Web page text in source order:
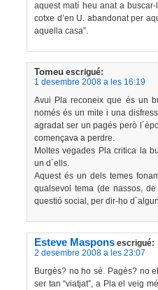
aquest matí heu anat a
cotxe d’en U. abandonat per
aquella casa”.
Tomeu escrigué:
1 desembre 2008 a les 16:19
Avui Pla reconeix que és un
només és un mite i una
agradat ser un pagés però
començava a perdre.
Moltes vegades Pla critica la
un d´ells.
Aquest és un dels temes
qualsevol tema (de nassos,
questió social, per dir-ho
Esteve Maspons escrigué:
2 desembre 2008 a les 23:07
Burgès? no ho sé. Pagès? no
ser tan “viatjat”, a Pla el veig